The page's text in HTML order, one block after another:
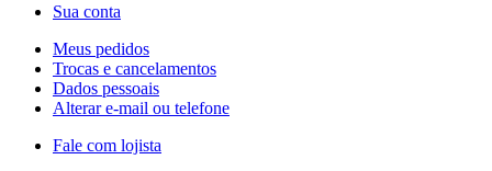
Sua conta
Meus pedidos
Trocas e cancelamentos
Dados pessoais
Alterar e-mail ou telefone
Fale com lojista